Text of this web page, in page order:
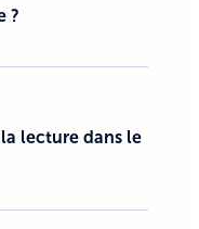
?
lecture dans le